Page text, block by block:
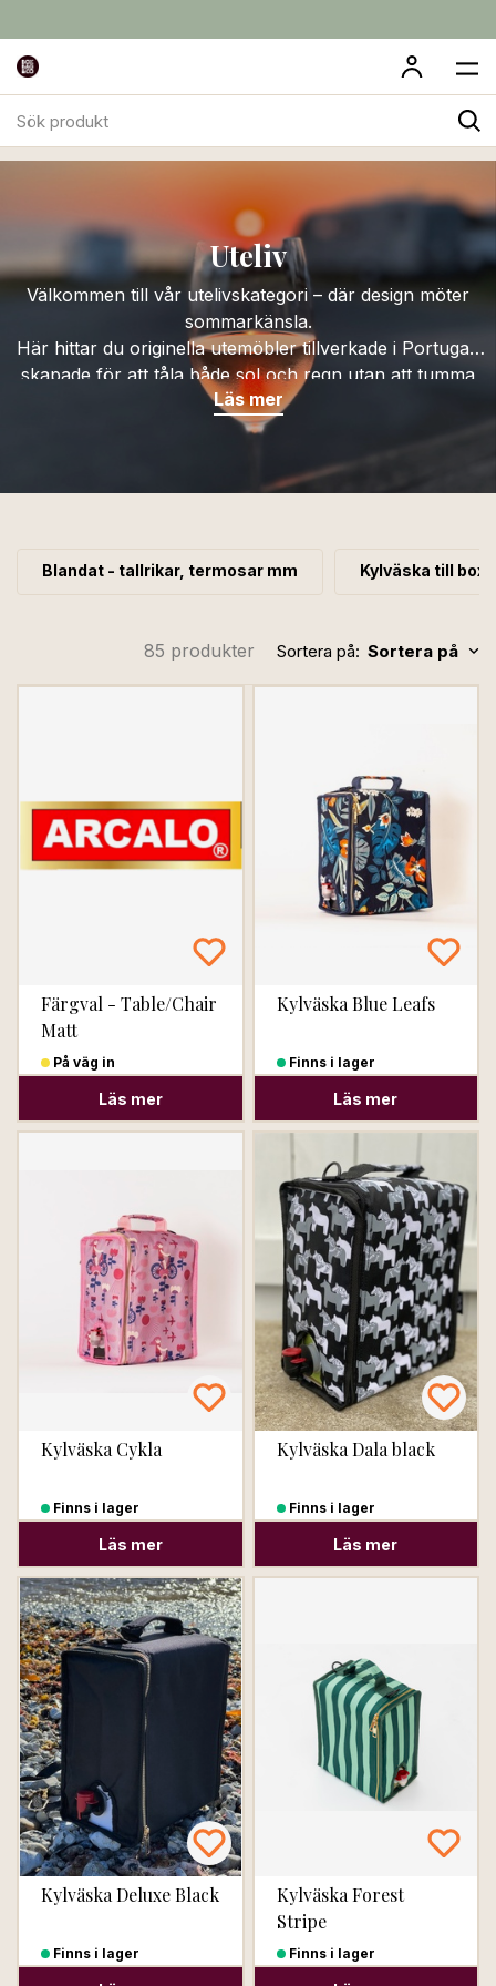
produktUteliv
Uteliv
Välkommen till vår utelivskategori – där design möter
sommarkänsla.
Här hittar du originella utemöbler tillverkade i Portugal,
skapade för att tåla både sol och regn utan att tumma
på stil eller komfort.
Upptäck vår egna innovation – kylväskan för boxvin,
Kombinera med hållbara plastglas i elegant design och
Läs mer
Blandat - tallrikar, termosar mm Kylväska till
85 produkter Sortera på: Sortera på
Färgval - Table/Chair
Matt
På väg in
Läs mer
Kylväska Blue Leafs
Finns i lager
Läs mer
Kylväska Cykla
Finns i lager
Läs mer
Kylväska Dala black
Finns i lager
Läs mer
Kylväska Deluxe Black
Finns i lager
Kylväska Forest
Stripe
Finns i lager